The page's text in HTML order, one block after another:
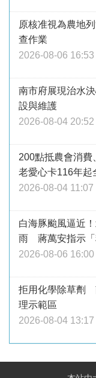
原核准視為農地
查作業
2026-08-06 16:53
南市府展現治水
設與維護
2026-08-04 20:52
200點抵農會消
老愛心卡116年起
2026-08-04 11:07
白海豚颱風逼近
雨 蔣萬安指示「
2026-08-06 16:00
拒用化學除草劑
理示範區
2026-08-04 13:17